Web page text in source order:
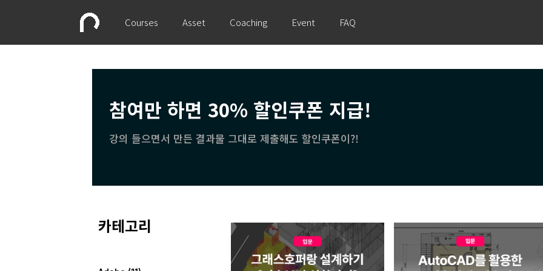
Courses Asset Coaching Event FAQ
참여만 하면 30% 할인쿠폰 지급!
강의 들으면서 만든 결과물 그대로 제출해도 할인쿠폰이?!
카테고리